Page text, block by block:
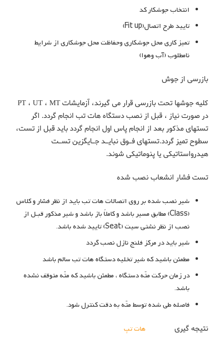
انتخاب جوشکار کد
تایید طرح اتصال(Fit up)
تمیز کاری محل جوشکاری وحفاظت محل جوشکاری از شرایط
نامطلوب (آب وهوا)
بازرسی از جوش
کلیه جوشها تحت بازرسی قرار می گیرند، آزمایشات PT ، UT ، MT
در صورت نیاز ، قبل از نصب دستگاه هات تب انجام گردد. اگر
تستهای مذکور بعد از انجام پاس اول انجام گردد باید قبل از تست،
سطوح تمیز گردد.تستهای فـوق نبایـد جـایگزین تسـت
هیدرواستاتیکی یا پنوماتیکی شوند.
تست فشار انشعاب نصب شده
شیر نصب شده بر روی اتصالات هات تب باید از نظر فشار و کلاس
(Class) مطابق مسیر باشد و کاملاً باز باشد و شیر مذکور قبـل از
نصب از نظر نشتی سیت (Seat) تایید شده باشد.
شیر باید در مرکز فلنج نازل نصب گردد
مطمئن باشید که شیر تخلیه دستگاه هات تب سالم باشد
در زمان حرکت متّه دستگاه ، مطمئن باشید که متّه متوقف نشده
باشد.
فاصله طی شده توسط متّه به دقت کنترل شود.
نتیجه گیری هات تپ